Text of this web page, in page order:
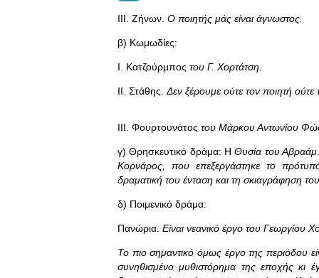
III. Ζήνων. Ο ποιητής μάς είναι άγνωστος.
β) Κωμωδίες:
I. Κατζούρμπος του Γ. Χορτάτση.
II. Στάθης. Δεν ξέρουμε ούτε τον ποιητή
III. Φουρτουνάτος του Μάρκου Αντωνίου
γ) Θρησκευτικό δράμα: ΗΘυσία του Αβραάμ
Κορνάρος, που επεξεργάστηκε το
δραματική του ένταση και τη σκιαγράφηση
δ) Ποιμενικό δράμα:
Πανώρια. Είναι νεανικό έργο του Γεωργίου
Το πιο σημαντικό όμως έργο της περιόδου
συνηθισμένο μυθιστόρημα της εποχής κι